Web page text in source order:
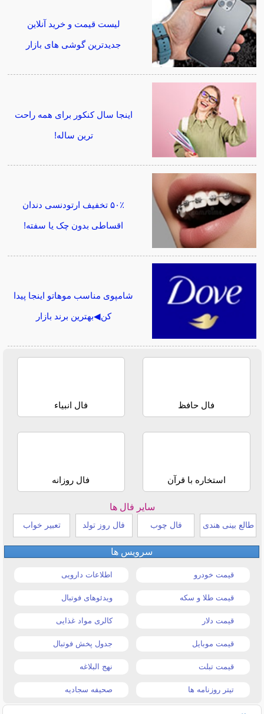
لیست قیمت و خرید آنلاین
جدیدترین گوشی های بازار
اینجا سال کنکور برای همه راحت
ترین ساله!
۵۰٪ تخفیف ارتودنسی دندان
اقساطی بدون چک یا سفته!
شامپوی مناسب موهاتو اینجا پیدا
کن◀بهترین برند بازار
فال حافظ فال انبیاء
استخاره با قرآن فال روزانه
سایر فال ها
طالع بینی هندی فال چوب فال روز تولد تعبیر خواب
سرویس ها
قیمت خودرو اطلاعات دارویی
قیمت طلا و سکه ویدئوهای فوتبال
قیمت دلار کالری مواد غذایی
قیمت موبایل جدول پخش فوتبال
قیمت تبلت نهج البلاغه
تیتر روزنامه ها صحیفه سجادیه